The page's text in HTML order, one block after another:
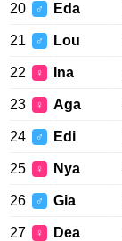
20 ♂ Eda
21 ♂ Lou
22 ♀ Ina
23 ♀ Aga
24 ♂ Edi
25 ♀ Nya
26 ♂ Gia
27 ♀ Dea